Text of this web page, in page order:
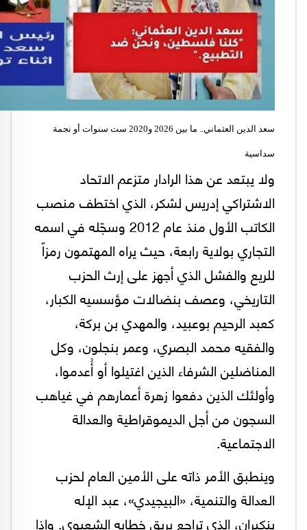
سعد الدين العثماني.. ما بين 2026 و2020 ست سنوات أو نجمة
سداسية
ولا يبتعد عن هذا الرادار متزعم الاتحاد
الاشتراكي إدريس لشكر، الذي اختطف منصب
الكاتب الأول منذ عام 2012 وسجّله في اسمه
التجاري بولاية رابعة، حيث يراه المهتمون رمزاً
للريع والفشل الذي أجهز على إرث الحزب
التاريخي، وعصف بنضالات مؤسسيه الكبار،
كعبد الرحيم بوعبيد، والمهدي بن بركة،
والفقيه محمد البصري، وعمر بنجلون، وكل
المناضلين الشرفاء الذين اغتيلوا أو أُعدموا،
وأولئك الذين دفعوا زهرة أعمارهم في غياهب
السجون من أجل الديموقراطية والعدالة
الاجتماعية.
وينطبق الأمر ذاته على الأمين العام لحزب
العدالة والتنمية، «البيجيدي»، عبد الإله
بنكيران، الذي تراجع بريق خطابه الشعبوي. وإذا